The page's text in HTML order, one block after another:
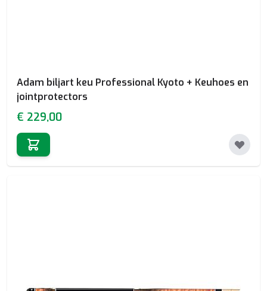
Adam biljart keu Professional Kyoto + Keuhoes en
jointprotectors
€ 229,00